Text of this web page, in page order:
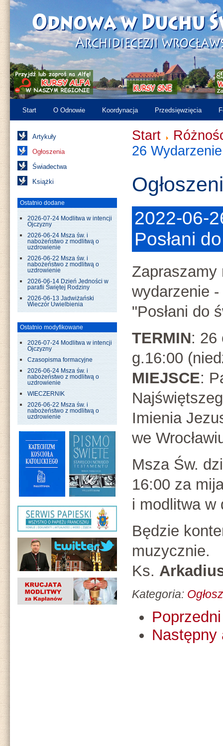
Start O Odnowie Koordynacja Przedsięwzięcia
Artykuły
Ogłoszenia
Świadectwa
Książki
Ostatnio dodane
2026-07-24 Modlitwa w intencji
Ojczyzny
2026-06-24 Msza św. i
nabożeństwo z modlitwą o
uzdrowienie
2026-06-22 Msza św. i
nabożeństwo z modlitwą o
uzdrowienie
2026-06-14 Dzień Jedności w
parafii Świętej Rodziny
2026-06-13 Jadwiżański
Wieczór Uwielbienia
Ostatnio modyfikowane
2026-07-24 Modlitwa w intencji
Ojczyzny
Czasopisma formacyjne
2026-06-24 Msza św. i
nabożeństwo z modlitwą o
uzdrowienie
WIECZERNIK
2026-06-22 Msza św. i
nabożeństwo z modlitwą o
uzdrowienie
Start
26
2022-06-
Posłani
Zapraszamy
wydarzenie -
"Posłani do
TERMIN: 26
g.16:00
MIEJSCE:
Imienia
we
Msza Św.
16:00 za
i modlitwa w
Będzie
muzycznie.
Ks.
Kategoria:
Następny